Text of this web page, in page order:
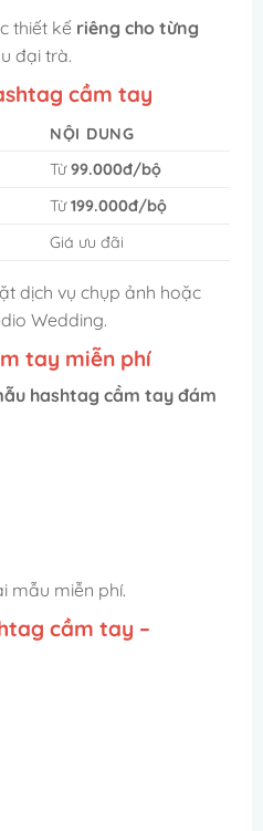
thiết kế riêng cho từng
đại trà.
cầm tay
NỘI DUNG
Từ99.000đ/bộ
Từ199.000đ/bộ
Giá ưu đãi
dịch vụ chụp ảnh hoặc
Wedding.
tay miễn phí
hashtag cầm tay đám
mẫu miễn phí.
cầm tay –